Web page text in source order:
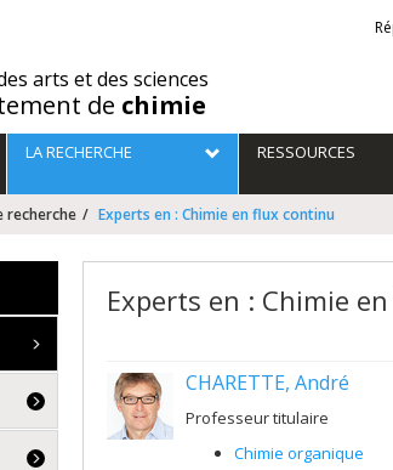
arts et des sciences
de chimie
LA RECHERCHE RESSOURCES
recherche Experts en : Chimie en flux continu
Experts en : Chimie
CHARETTE, André
Professeur titulaire
Chimie organique